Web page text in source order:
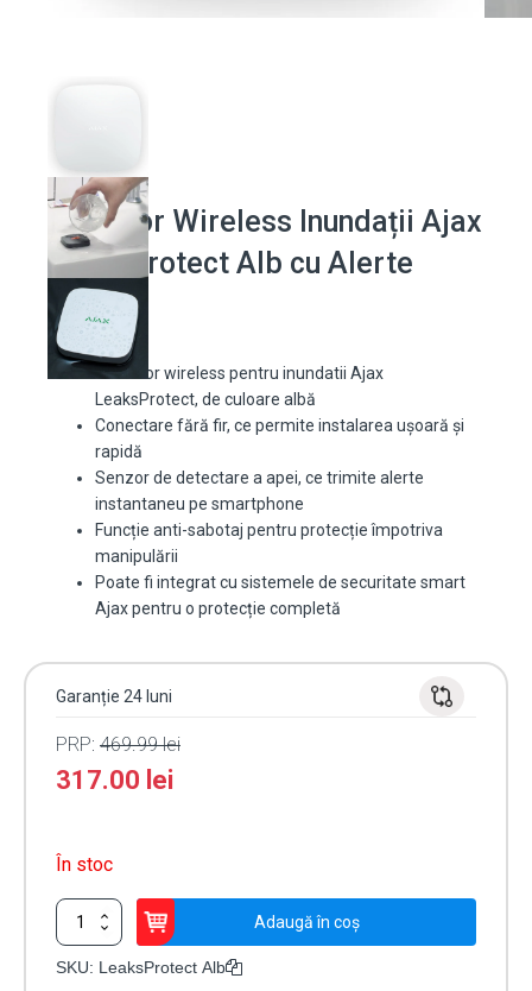
Detector Wireless Inundații Ajax
LeaksProtect Alb cu Alerte
Detector wireless pentru inundatii Ajax
LeaksProtect, de culoare albă
Conectare fără fir, ce permite instalarea ușoară și
rapidă
Senzor de detectare a apei, ce trimite alerte
instantaneu pe smartphone
Funcție anti-sabotaj pentru protecție împotriva
manipulării
Poate fi integrat cu sistemele de securitate smart
Ajax pentru o protecție completă
Garanție 24 luni
PRP: 469.99lei
317.00 lei
În stoc
Cantitate
Detector
Wireless
Adaugă în coș
SKU: LeaksProtect Alb